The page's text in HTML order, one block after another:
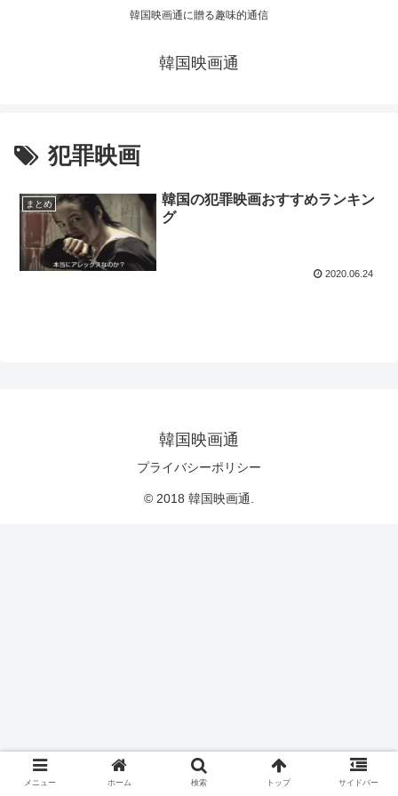
韓国映画通に贈る趣味的通信
韓国映画通
犯罪映画
まとめ
韓国の犯罪映画おすすめランキン
グ
2020.06.24
韓国映画通
プライバシーポリシー
© 2018 韓国映画通.
メニュー ホーム 検索 トップ サイドバー